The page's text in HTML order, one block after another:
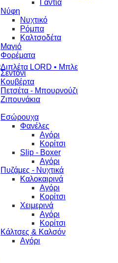
Γάντια
Νύφη
Νυχτικό
Ρόμπα
Καλτσοδέτα
Μαγιό
Φορέματα
Σεντόνι
Κουβέρτα
Πετσέτα - Μπουρνούζι
Ζιπουνάκια
Εσώρουχα
Φανέλες
Αγόρι
Κορίτσι
Slip - Boxer
Αγόρι
Πυζάμες - Νυχτικά
Καλοκαιρινά
Αγόρι
Κορίτσι
Χειμερινά
Αγόρι
Κορίτσι
Κάλτσες & Καλσόν
Αγόρι